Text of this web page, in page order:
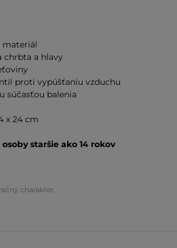
materiál
chrbta a hlavy
proti vypúšťaniu vzduchu
súčasťou balenia
x 24 cm
staršie ako 14 rokov
charakter.